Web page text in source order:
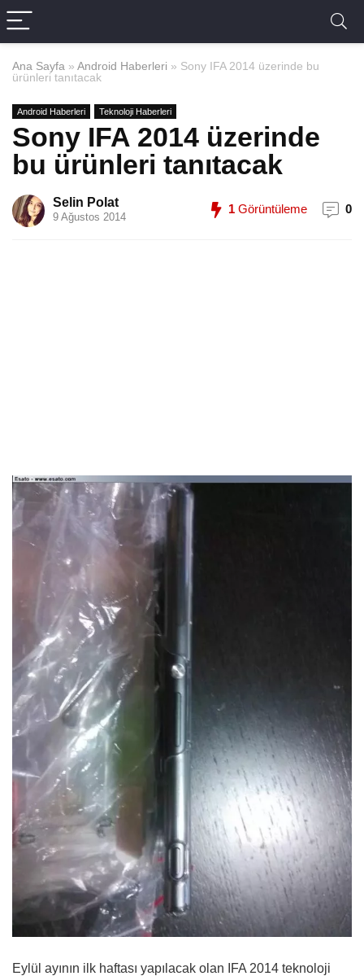
Ana Sayfa » Android Haberleri » Sony IFA 2014 üzerinde bu
ürünleri tanıtacak
Android Haberleri Teknoloji Haberleri
Sony IFA 2014 üzerinde
bu ürünleri tanıtacak
Selin Polat
9 Ağustos 2014
1 Görüntüleme 0
Eylül ayının ilk haftası yapılacak olan IFA 2014 teknoloji